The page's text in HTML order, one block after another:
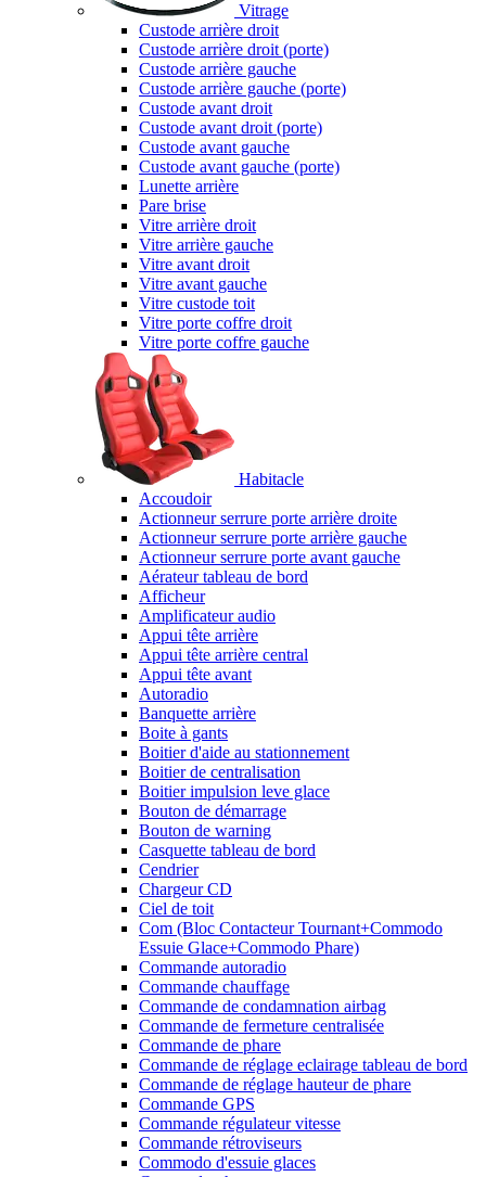
Vitrage
Custode arrière droit
Custode arrière droit (porte)
Custode arrière gauche
Custode arrière gauche (porte)
Custode avant droit
Custode avant droit (porte)
Custode avant gauche
Custode avant gauche (porte)
Lunette arrière
Pare brise
Vitre arrière droit
Vitre arrière gauche
Vitre avant droit
Vitre avant gauche
Vitre custode toit
Vitre porte coffre droit
Vitre porte coffre gauche
Habitacle
Accoudoir
Actionneur serrure porte arrière droite
Actionneur serrure porte arrière gauche
Actionneur serrure porte avant gauche
Aérateur tableau de bord
Afficheur
Amplificateur audio
Appui tête arrière
Appui tête arrière central
Appui tête avant
Autoradio
Banquette arrière
Boite à gants
Boitier d'aide au stationnement
Boitier de centralisation
Boitier impulsion leve glace
Bouton de démarrage
Bouton de warning
Casquette tableau de bord
Cendrier
Chargeur CD
Ciel de toit
Com (Bloc Contacteur Tournant+Commodo
Essuie Glace+Commodo Phare)
Commande autoradio
Commande chauffage
Commande de condamnation airbag
Commande de fermeture centralisée
Commande de phare
Commande de réglage eclairage tableau de bord
Commande de réglage hauteur de phare
Commande GPS
Commande régulateur vitesse
Commande rétroviseurs
Commodo d'essuie glaces